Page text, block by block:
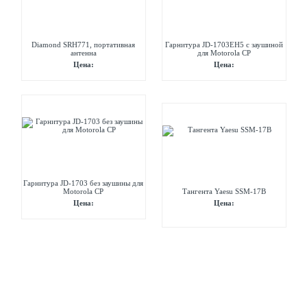
Diamond SRH771, портативная
антенна
Цена:
Гарнитура JD-1703EH5 с заушиной
для Motorola CP
Цена:
Гарнитура JD-1703 без заушины для
Motorola CP
Цена:
Тангента Yaesu SSM-17B
Цена: